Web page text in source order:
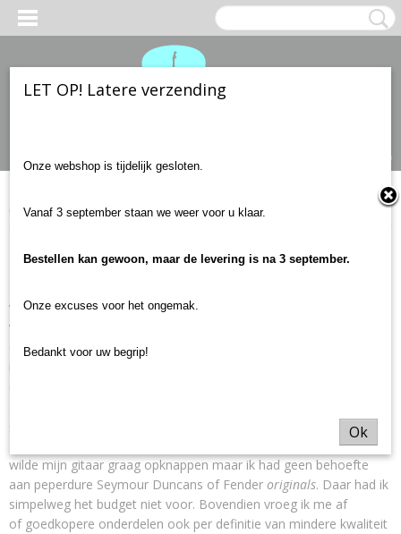
(0)
Home> Over ons
Over gitaaronderdelenshop.nl
veertiende kreeg ik een elektrische gitaar. Hier heb ik altijd met
veel plezier heel hard op gespeeld. Met de jaren kwamen echter
de gebreken en onderhand werkte het brug-element niet meer,
elektrische gitaar weg te doen en besloot deze op te knappen.
Betaalbare gitaaronderdelen waren echter moeilijk te vinden. Ik
wilde mijn gitaar graag opknappen maar ik had geen behoefte
aan peperdure Seymour Duncans of Fender originals. Daar had ik
simpelweg het budget niet voor. Bovendien vroeg ik me af
of goedkopere onderdelen ook per definitie van mindere kwaliteit
LET OP! Latere verzending
Onze webshop is tijdelijk gesloten.
Vanaf 3 september staan we weer voor u klaar.
Bestellen kan gewoon, maar de levering is na 3 september.
Onze excuses voor het ongemak.
Bedankt voor uw begrip!
Ok